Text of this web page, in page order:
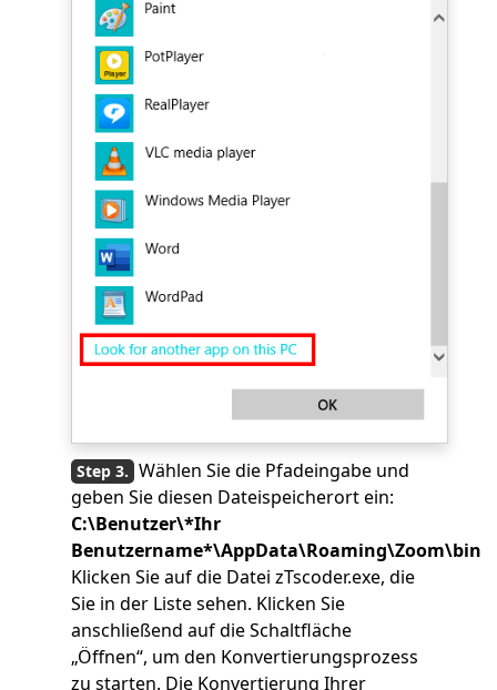
Wählen Sie die Pfadeingabe und
geben Sie diesen Dateispeicherort ein:
C:\Benutzer\*Ihr
Benutzername*\AppData\Roaming\Zoom\bin
Klicken Sie auf die Datei zTscoder.exe, die
Sie in der Liste sehen. Klicken Sie
anschließend auf die Schaltfläche
„Öffnen“, um den Konvertierungsprozess
zu starten. Die Konvertierung Ihrer